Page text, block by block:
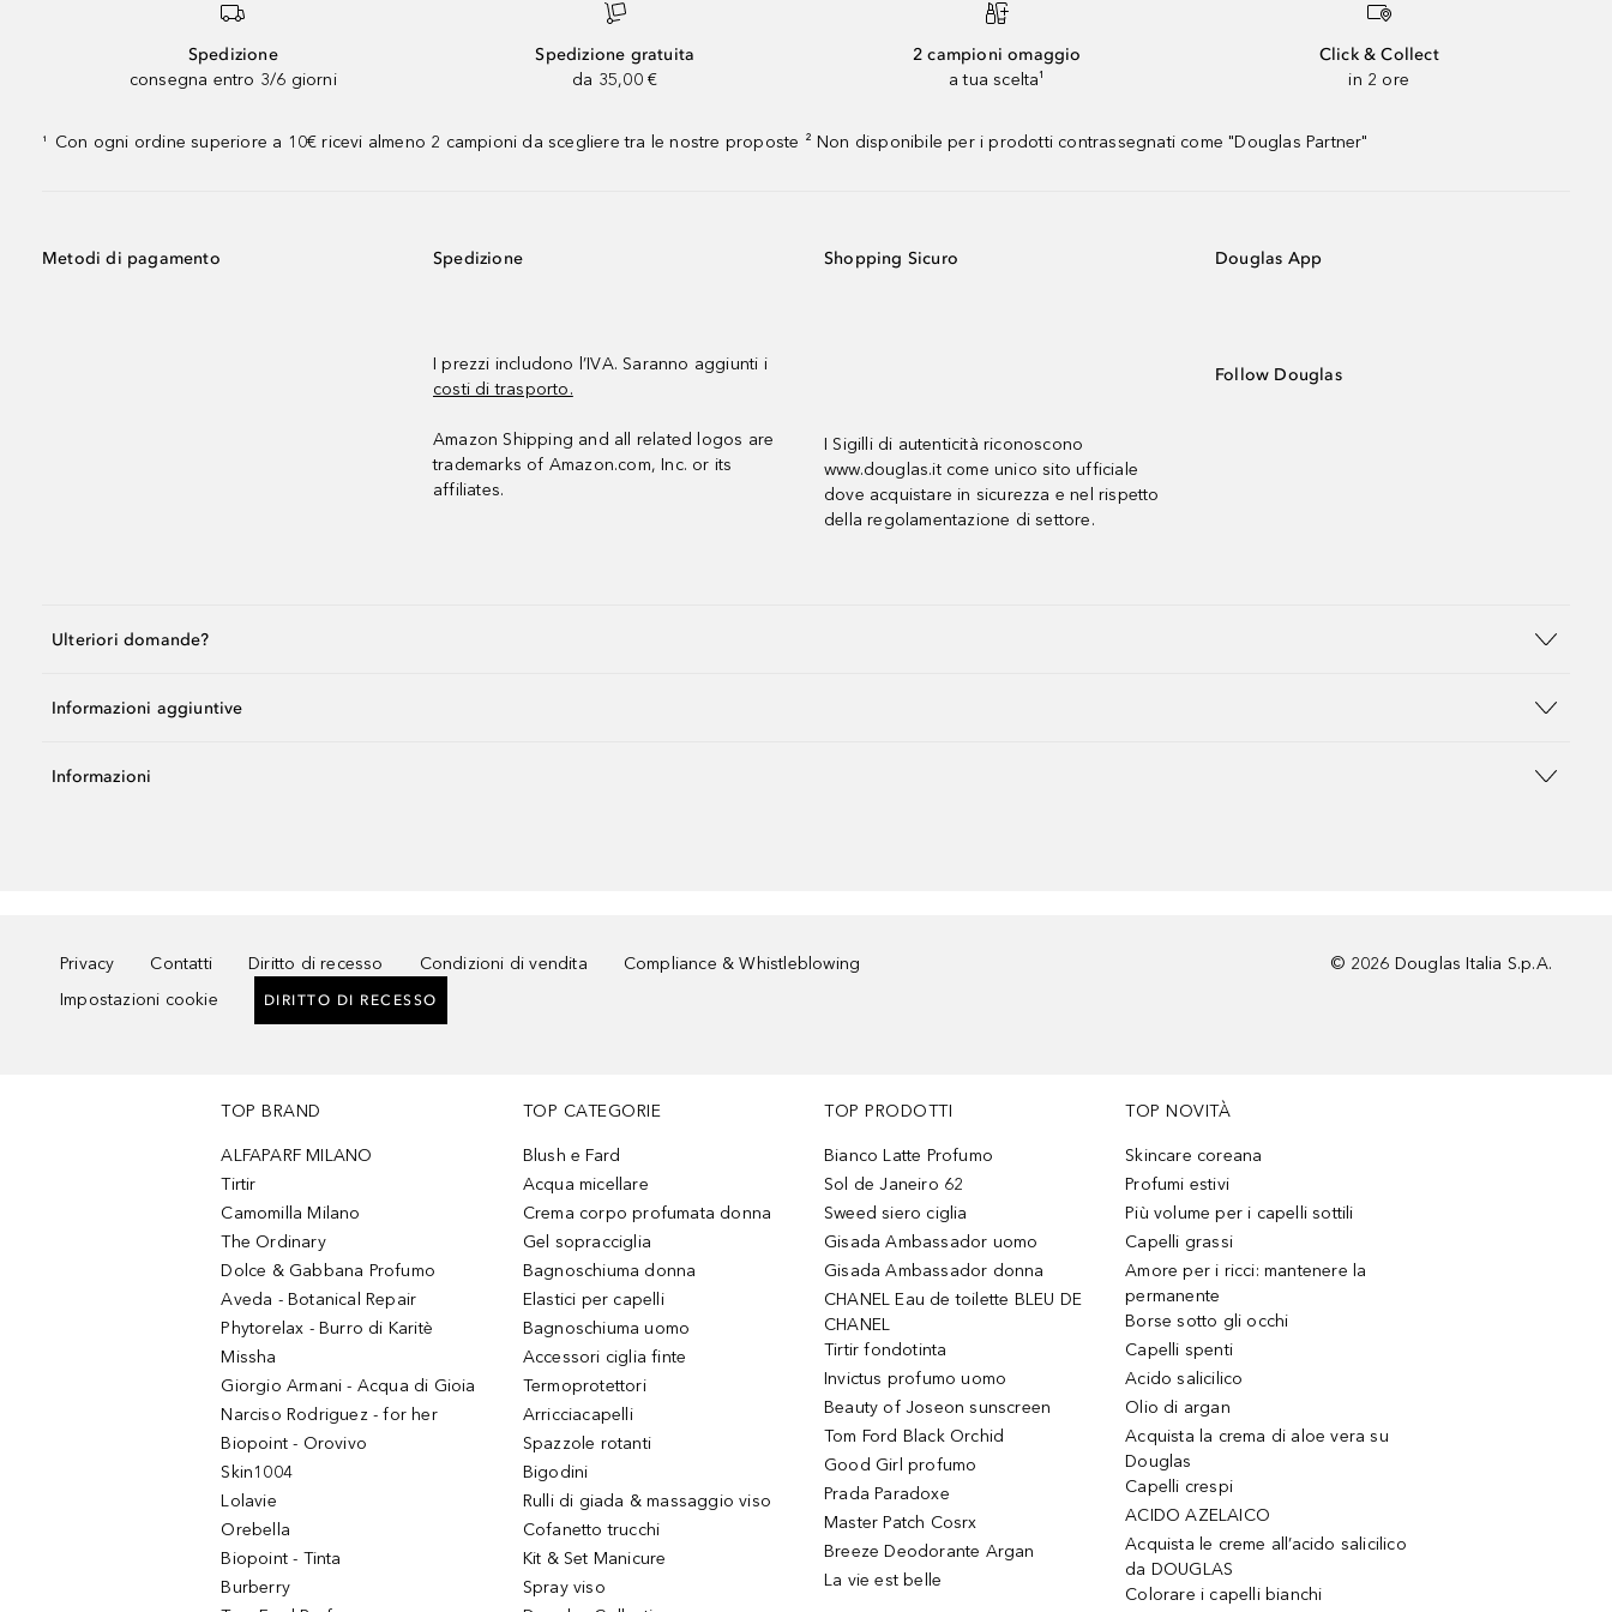
Spedizione
consegna entro 3/6 giorni
Spedizione gratuita
da 35,00 €
2 campioni omaggio
a tua scelta¹
Click & Collect
in 2 ore
¹ Con ogni ordine superiore a 10€ ricevi almeno 2 campioni da scegliere tra le nostre proposte ² Non disponibile per i prodotti contrassegnati come "Douglas Partner"
Metodi di pagamento Spedizione
I prezzi includono l’IVA. Saranno aggiunti i
costi di trasporto.
Amazon Shipping and all related logos are
trademarks of Amazon.com, Inc. or its
affiliates.
Shopping Sicuro
I Sigilli di autenticità riconoscono
www.douglas.it come unico sito ufficiale
dove acquistare in sicurezza e nel rispetto
della regolamentazione di settore.
Douglas App
Follow Douglas
Ulteriori domande?
Informazioni aggiuntive
Informazioni
Privacy Contatti Diritto di recesso Condizioni di vendita
Compliance & Whistleblowing
Impostazioni cookie
DIRITTO DI RECESSO
© 2026 Douglas Italia S.p.A.
TOP BRAND
ALFAPARF MILANO
Tirtir
Camomilla Milano
The Ordinary
Dolce & Gabbana Profumo
Aveda - Botanical Repair
Phytorelax - Burro di Karitè
Missha
Giorgio Armani - Acqua di Gioia
Narciso Rodriguez - for her
Biopoint - Orovivo
Skin1004
Lolavie
Orebella
Biopoint - Tinta
Burberry
TOP CATEGORIE
Blush e Fard
Acqua micellare
Crema corpo profumata donna
Gel sopracciglia
Bagnoschiuma donna
Elastici per capelli
Bagnoschiuma uomo
Accessori ciglia finte
Termoprotettori
Arricciacapelli
Spazzole rotanti
Bigodini
Rulli di giada & massaggio viso
Cofanetto trucchi
Kit & Set Manicure
Spray viso
TOP PRODOTTI
Bianco Latte Profumo
Sol de Janeiro 62
Sweed siero ciglia
Gisada Ambassador uomo
Gisada Ambassador donna
CHANEL Eau de toilette BLEU DE
CHANEL
Tirtir fondotinta
Invictus profumo uomo
Beauty of Joseon sunscreen
Tom Ford Black Orchid
Good Girl profumo
Prada Paradoxe
Master Patch Cosrx
Breeze Deodorante Argan
La vie est belle
TOP NOVITÀ
Skincare coreana
Profumi estivi
Più volume per i capelli sottili
Capelli grassi
Amore per i ricci: mantenere la
permanente
Borse sotto gli occhi
Capelli spenti
Acido salicilico
Olio di argan
Acquista la crema di aloe vera su
Douglas
Capelli crespi
ACIDO AZELAICO
Acquista le creme all’acido salicilico
da DOUGLAS
Colorare i capelli bianchi